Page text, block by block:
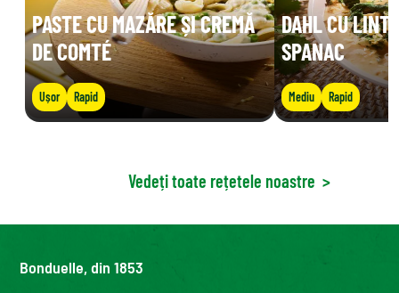
PASTE CU MAZĂRE ȘI CREMĂ
DE COMTÉ
Ușor Rapid
DAHL CU
SPANAC
Mediu Rapid
Vedeți toate rețetele noastre >
Bonduelle, din 1853